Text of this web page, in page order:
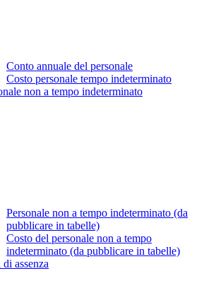
Conto annuale del personale
Costo personale tempo indeterminato
non a tempo indeterminato
Personale non a tempo indeterminato (da
pubblicare in tabelle)
Costo del personale non a tempo
indeterminato (da pubblicare in tabelle)
di assenza